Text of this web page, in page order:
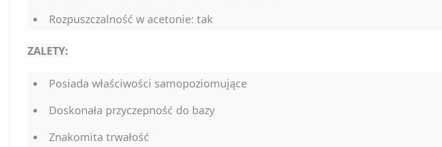
Rozpuszczalność w acetonie: tak
ZALETY:
Posiada właściwości samopoziomujące
Doskonała przyczepność do bazy
Znakomita trwałość